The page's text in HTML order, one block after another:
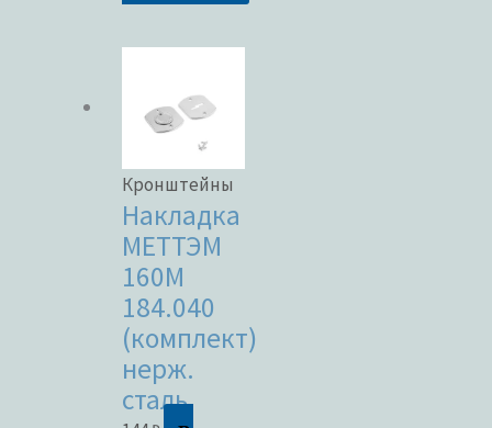
Кронштейны
Накладка
МЕТТЭМ
160М
184.040
(комплект)
нерж.
сталь